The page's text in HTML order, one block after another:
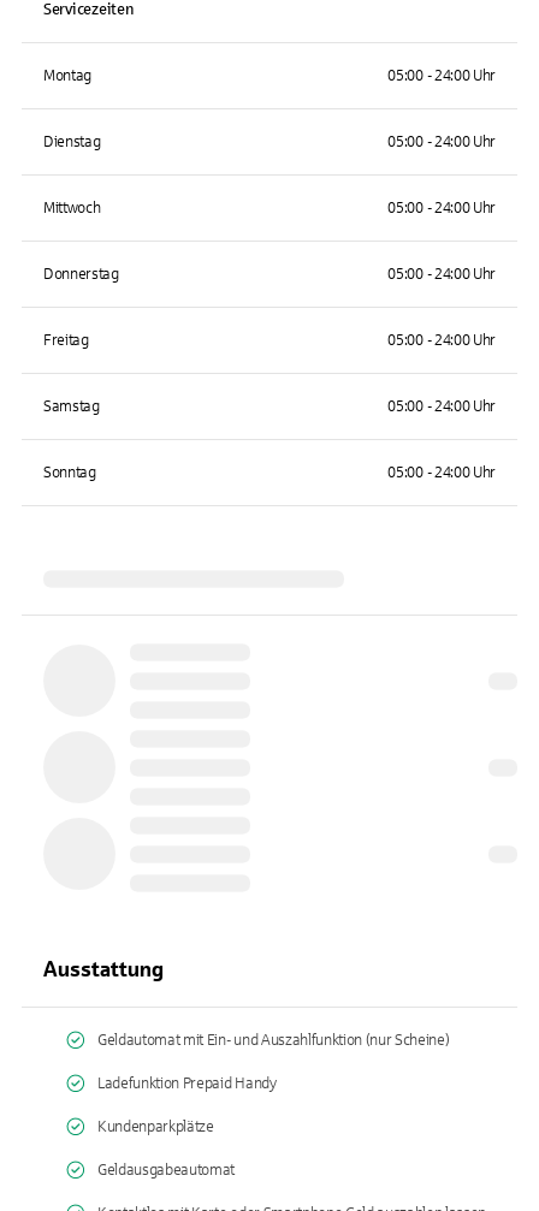
Servicezeiten
Montag 05:00 - 24:00 Uhr
Dienstag 05:00 - 24:00 Uhr
Mittwoch 05:00 - 24:00 Uhr
Donnerstag 05:00 - 24:00 Uhr
Freitag 05:00 - 24:00 Uhr
Samstag 05:00 - 24:00 Uhr
Sonntag 05:00 - 24:00 Uhr
Ausstattung
Geldautomat mit Ein- und Auszahlfunktion (nur Scheine)
Ladefunktion Prepaid Handy
Kundenparkplätze
Geldausgabeautomat